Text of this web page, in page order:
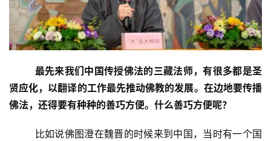
最先来我们中国传授佛法的三藏法师，有很多都是圣
贤应化，以翻译的工作最先推动佛教的发展。在边地要传播
佛法，还得要有种种的善巧方便。什么善巧方便呢？
比如说佛图澄在魏晋的时候来到中国，当时有一个国